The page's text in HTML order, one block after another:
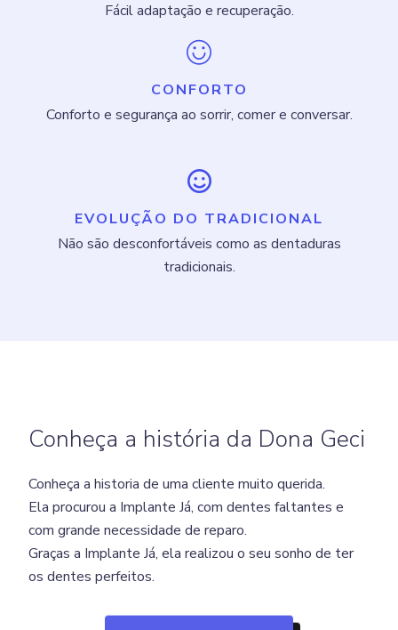
Fácil adaptação e recuperação.
CONFORTO
Conforto e segurança ao sorrir, comer e conversar.
EVOLUÇÃO DO TRADICIONAL
Não são desconfortáveis como as dentaduras
tradicionais.
Conheça a história da Dona Geci
Conheça a historia de uma cliente muito querida.
Ela procurou a Implante Já, com dentes faltantes e
com grande necessidade de reparo.
Graças a Implante Já, ela realizou o seu sonho de ter
os dentes perfeitos.